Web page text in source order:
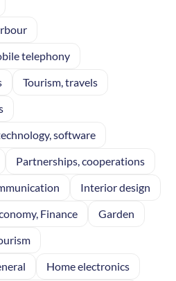
telephony
Tourism, travels
software
Partnerships, cooperations
Interior design
Finance
Garden
Home electronics